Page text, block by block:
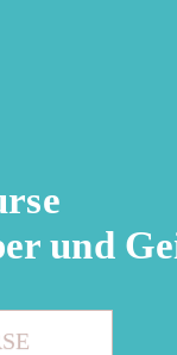
und